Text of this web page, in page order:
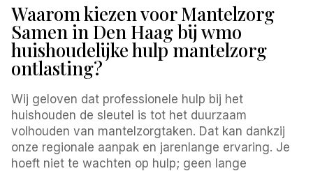
Waarom kiezen voor Mantelzorg
Samen in Den Haag bij wmo
huishoudelijke hulp mantelzorg
ontlasting?
Wij geloven dat professionele hulp bij het
huishouden de sleutel is tot het duurzaam
volhouden van mantelzorgtaken. Dat kan dankzij
onze regionale aanpak en jarenlange ervaring. Je
hoeft niet te wachten op hulp; geen lange